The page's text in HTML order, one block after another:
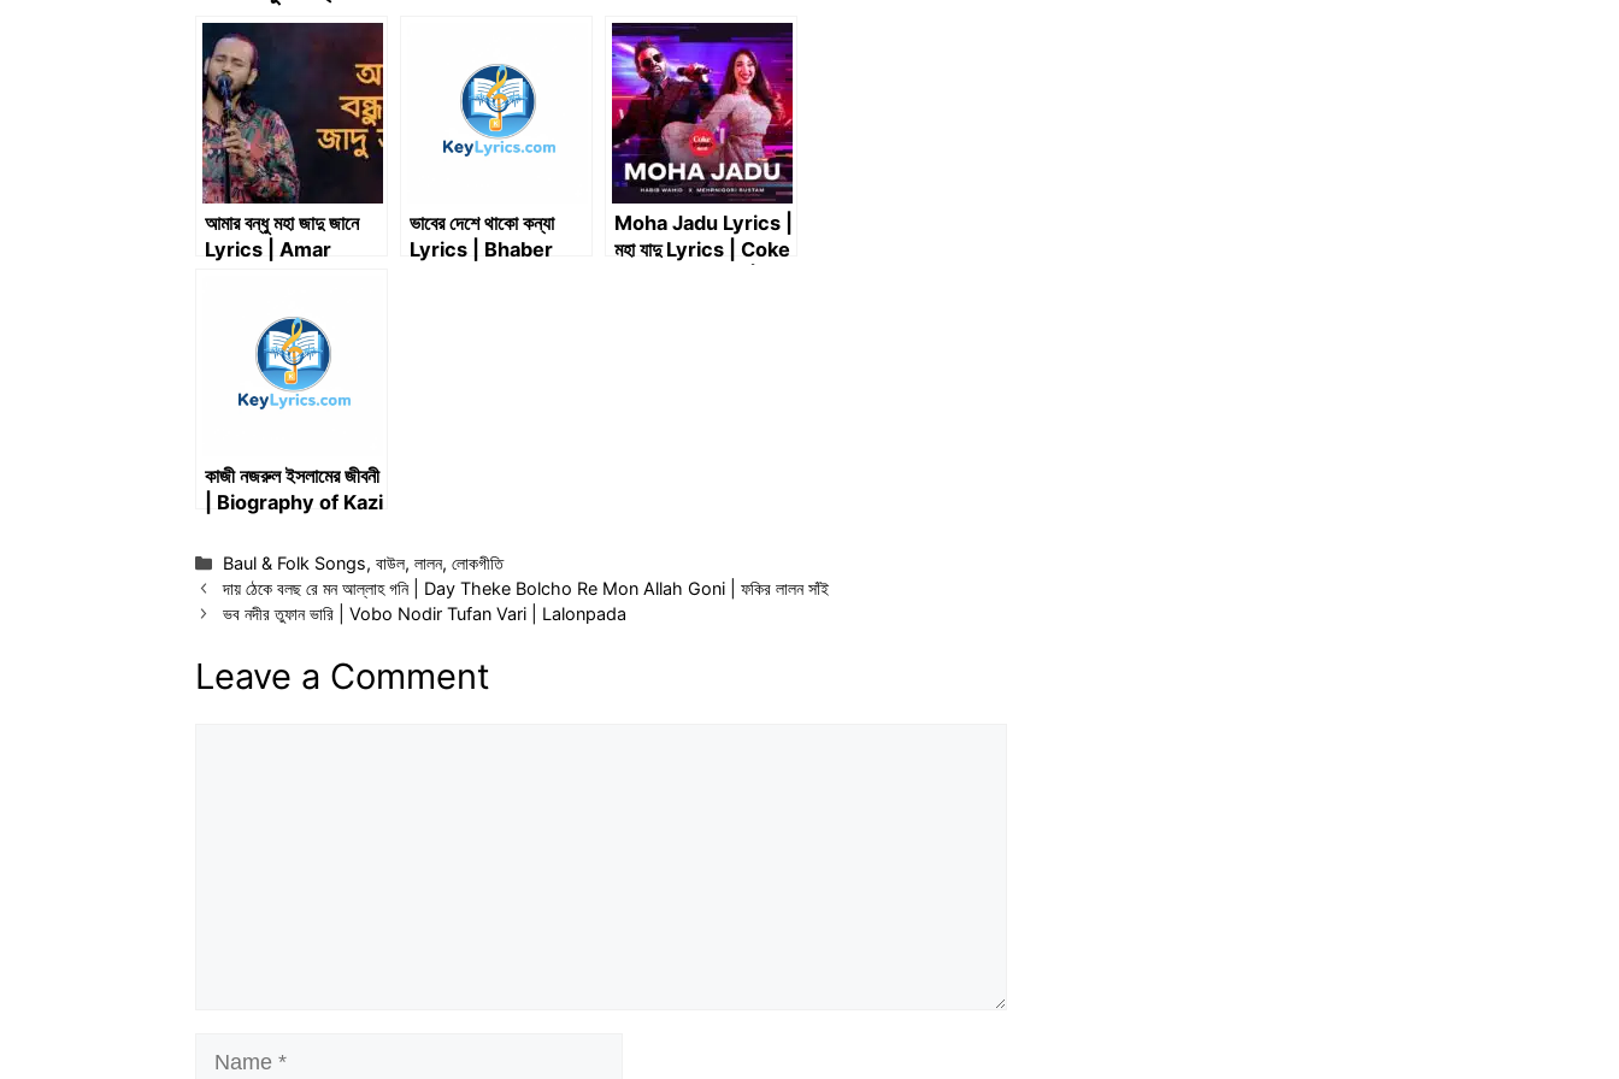
আমার বন্ধু মহা জাদু জানে
Lyrics | Amar
ভাবের দেশে থাকো কন্যা
Lyrics | Bhaber
Moha Jadu Lyrics |
মহা যাদু Lyrics | Coke
কাজী নজরুল ইসলামের জীবনী
| Biography of Kazi
Categories
Baul & Folk Songs,বাউল,লালন,লোকগীতি
দায় ঠেকে বলছ রে মন আল্লাহ গনি | Day Theke Bolcho Re Mon Allah Goni | ফকির লালন সাঁই
ভব নদীর তুফান ভারি | Vobo Nodir Tufan Vari | Lalonpada
Leave a Comment
Name